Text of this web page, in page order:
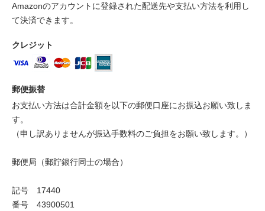
Amazonのアカウントに登録された配送先や支払い方法を利用し
て決済できます。
クレジット
郵便振替
お支払い方法は合計金額を以下の郵便口座にお振込お願い致しま
す。
（申し訳ありませんが振込手数料のご負担をお願い致します。）
郵便局（郵貯銀行同士の場合）
記号 17440
番号 43900501